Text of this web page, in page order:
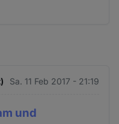
Sa. 11 Feb 2017 - 21:19
und